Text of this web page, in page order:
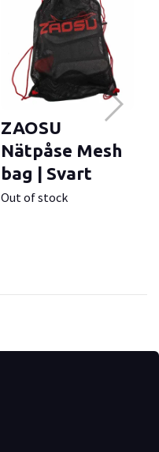
ZAOSU
Nätpåse Mesh
bag | Svart
Out of stock